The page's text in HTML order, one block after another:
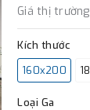
Giá thị
Kích thước
160x200
Loại Ga